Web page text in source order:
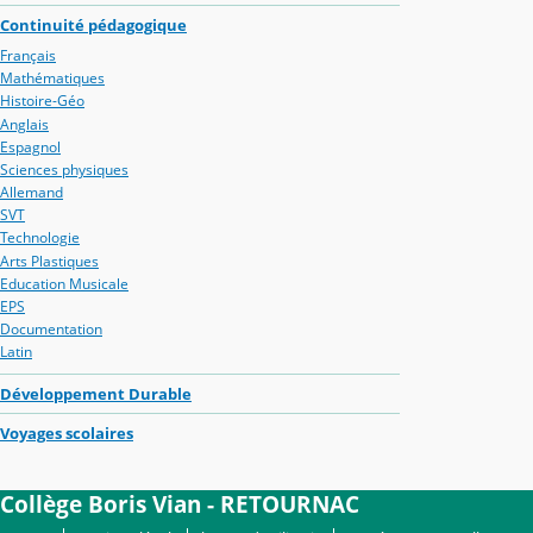
Continuité pédagogique
Français
Mathématiques
Histoire-Géo
Anglais
Espagnol
Sciences physiques
Allemand
SVT
Technologie
Arts Plastiques
Education Musicale
EPS
Documentation
Latin
Développement Durable
Voyages scolaires
Collège Boris Vian - RETOURNAC